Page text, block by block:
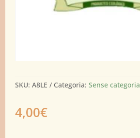
SKU:A8LE Categoria:Sense categoria
4,00€